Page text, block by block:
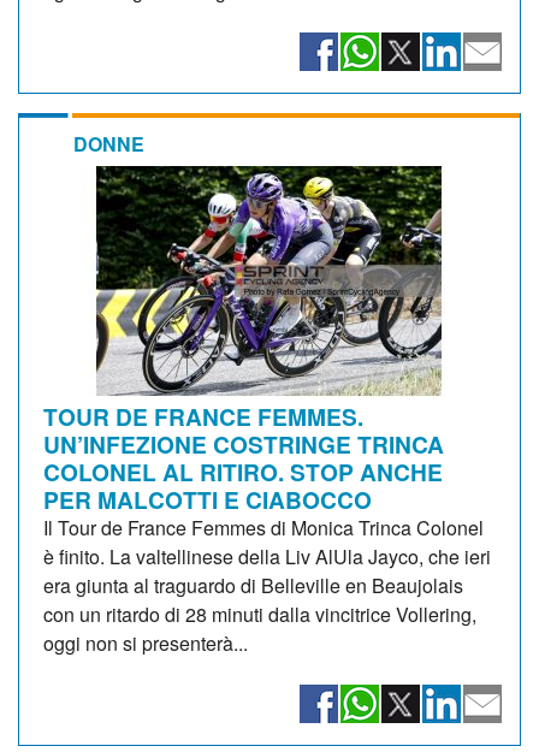
DONNE
TOUR DE FRANCE FEMMES.
UN’INFEZIONE COSTRINGE TRINCA
COLONEL AL RITIRO. STOP ANCHE
PER MALCOTTI E CIABOCCO
Il Tour de France Femmes di Monica Trinca Colonel
è finito. La valtellinese della Liv AlUla Jayco, che ieri
era giunta al traguardo di Belleville en Beaujolais
con un ritardo di 28 minuti dalla vincitrice Vollering,
oggi non si presenterà...